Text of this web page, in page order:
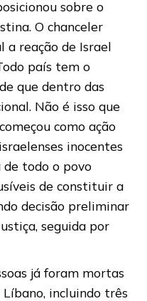
sobre o
O chanceler
a reação de Israel
país tem o
que dentro das
Não é isso que
como ação
inocentes
todo o povo
de constituir a
decisão preliminar
seguida por
já foram mortas
incluindo três